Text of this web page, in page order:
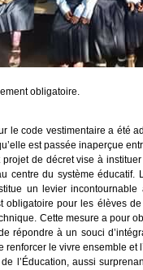
obligatoire.
le code vestimentaire a été
est passée inaperçue
de décret vise à
centre du système
un levier
obligatoire pour les élèves
Cette mesure a pour
répondre à un souci
renforcer le vivre ensemble et
l’Éducation, aussi